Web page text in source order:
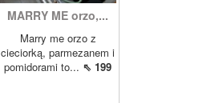
MARRY ME orzo,...
Marry me orzo z
cieciorką, parmezanem i
pomidorami to... ⇖ 199